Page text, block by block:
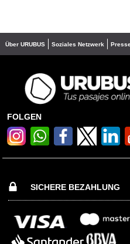
Über URUBUS Soziales Netzwerk
FOLGEN
SICHERE BEZAHLUNG